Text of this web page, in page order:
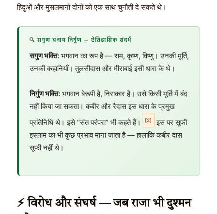
हिंदुओं और मुसलमानों दोनों को एक साथ चुनौती दे सकते थे।
🔍 सगुण बनाम निर्गुण — ऐतिहासिक संदर्भ
सगुण भक्ति: भगवान का रूप है — राम, कृष्ण, विष्णु। उनकी मूर्ति,
उनकी कहानियाँ। तुलसीदास और मीराबाई इसी धारा के थे।
निर्गुण भक्ति: भगवान बेरूपी है, निराकार है। उसे किसी मूर्ति में बंद
नहीं किया जा सकता। कबीर और रैदास इस धारा के प्रमुख
प्रतिनिधि थे। इसे “संत परंपरा” भी कहते हैं।
[2]
इस पर सूफी
इस्लाम का भी कुछ प्रभाव माना जाता है — हालांकि कबीर दास
सूफी नहीं थे।
⚡ विरोध और संघर्ष — जब राजा भी दुश्मन